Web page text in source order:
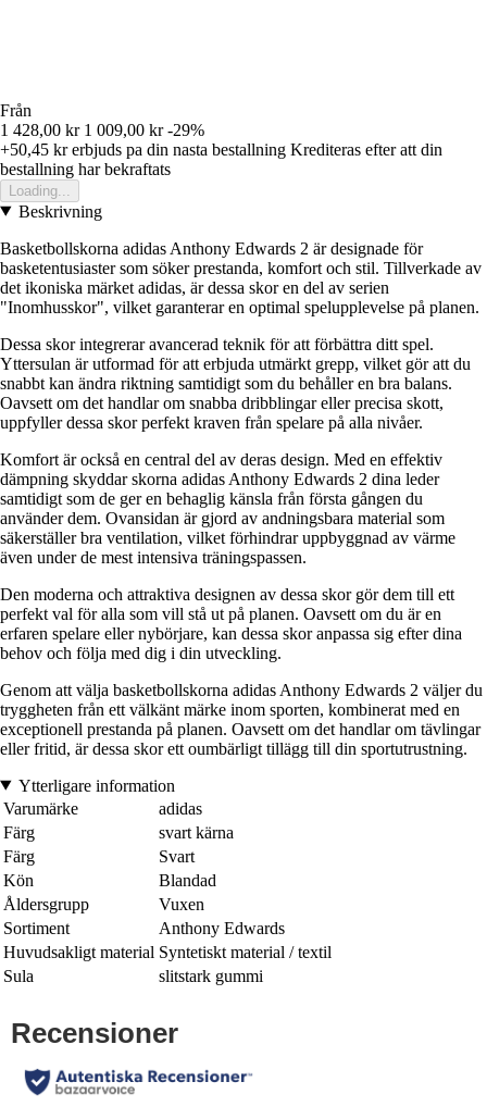
Från
1 428,00 kr 1 009,00 kr -29%
+50,45 krerbjuds pa din nasta bestallning Krediteras efter att din
bestallning har bekraftats
Loading...
Beskrivning
Basketbollskorna adidas Anthony Edwards 2 är designade för
basketentusiaster som söker prestanda, komfort och stil. Tillverkade av
det ikoniska märket adidas, är dessa skor en del av serien
"Inomhusskor", vilket garanterar en optimal spelupplevelse på planen.
Dessa skor integrerar avancerad teknik för att förbättra ditt spel.
Yttersulan är utformad för att erbjuda utmärkt grepp, vilket gör att du
snabbt kan ändra riktning samtidigt som du behåller en bra balans.
Oavsett om det handlar om snabba dribblingar eller precisa skott,
uppfyller dessa skor perfekt kraven från spelare på alla nivåer.
Komfort är också en central del av deras design. Med en effektiv
dämpning skyddar skorna adidas Anthony Edwards 2 dina leder
samtidigt som de ger en behaglig känsla från första gången du
använder dem. Ovansidan är gjord av andningsbara material som
säkerställer bra ventilation, vilket förhindrar uppbyggnad av värme
även under de mest intensiva träningspassen.
Den moderna och attraktiva designen av dessa skor gör dem till ett
perfekt val för alla som vill stå ut på planen. Oavsett om du är en
erfaren spelare eller nybörjare, kan dessa skor anpassa sig efter dina
behov och följa med dig i din utveckling.
Genom att välja basketbollskorna adidas Anthony Edwards 2 väljer du
tryggheten från ett välkänt märke inom sporten, kombinerat med en
exceptionell prestanda på planen. Oavsett om det handlar om tävlingar
eller fritid, är dessa skor ett oumbärligt tillägg till din sportutrustning.
Ytterligare information
Varumärke
adidas
Färg
svart kärna
Färg
Svart
Kön
Blandad
Åldersgrupp
Vuxen
Sortiment
Anthony Edwards
Huvudsakligt material Syntetiskt material / textil
Sula
slitstark gummi